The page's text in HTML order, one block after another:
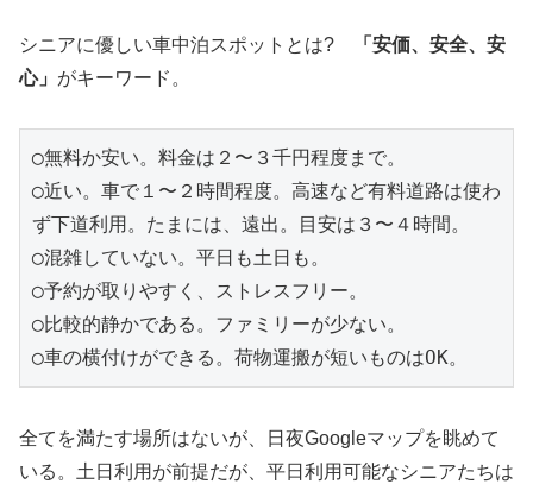
シニアに優しい車中泊スポットとは?
「安価、安全、安
心」 がキーワード。
◯無料か安い。料金は２〜３千円程度まで。
◯近い。車で１〜２時間程度。高速など有料道路は使わ
ず下道利用。たまには、遠出。目安は３〜４時間。
◯混雑していない。平日も土日も。
◯予約が取りやすく、ストレスフリー。
◯比較的静かである。ファミリーが少ない。
◯車の横付けができる。荷物運搬が短いものはOK。
全てを満たす場所はないが、日夜Googleマップを眺めて
いる。土日利用が前提だが、平日利用可能なシニアたちは